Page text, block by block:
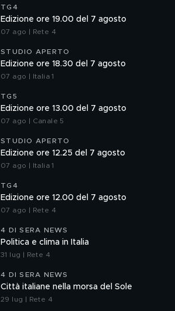
TG4
Edizione ore 19.00 del 7 agosto
07 ago | Rete 4
STUDIO APERTO
Edizione ore 18.30 del 7 agosto
07 ago | Italia 1
TG5
Edizione ore 13.00 del 7 agosto
07 ago | Canale 5
STUDIO APERTO
Edizione ore 12.25 del 7 agosto
07 ago | Italia 1
TG4
Edizione ore 12.00 del 7 agosto
07 ago | Rete 4
4 DI SERA NEWS
Politica e clima in Italia
31 lug | Rete 4
4 DI SERA NEWS
Città italiane nella morsa del Sole
29 lug | Rete 4